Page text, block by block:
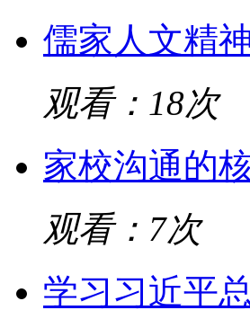
儒家人文精
观看：18次
家校沟通的
观看：7次
学习习近平